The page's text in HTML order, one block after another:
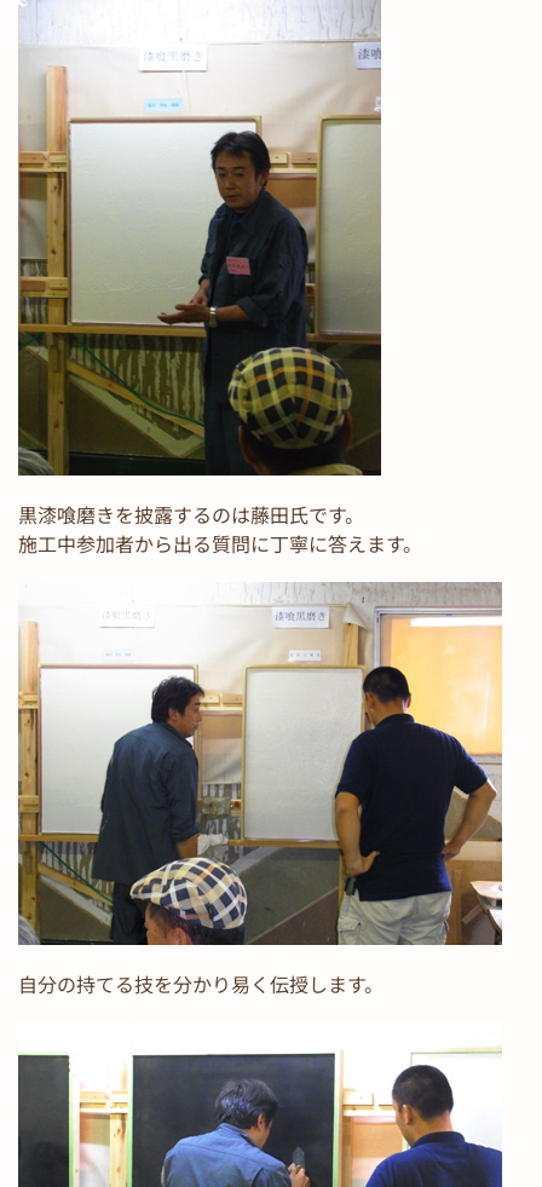
黒漆喰磨きを披露するのは藤田氏です。
施工中参加者から出る質問に丁寧に答えます。
自分の持てる技を分かり易く伝授します。